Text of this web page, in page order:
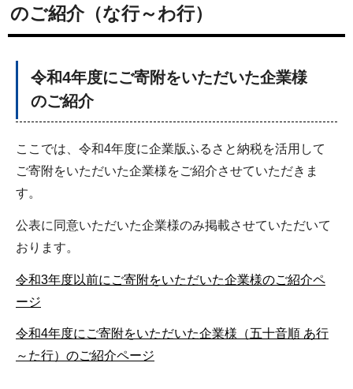
のご紹介（な行～わ行）
令和4年度にご寄附をいただいた企業様
のご紹介
ここでは、令和4年度に企業版ふるさと納税を活用して
ご寄附をいただいた企業様をご紹介させていただきま
す。
公表に同意いただいた企業様のみ掲載させていただいて
おります。
令和3年度以前にご寄附をいただいた企業様のご紹介ペ
ージ
令和4年度にご寄附をいただいた企業様（五十音順 あ行
～た行）のご紹介ページ